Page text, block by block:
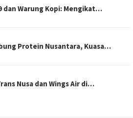
dan Warung Kopi: Mengikat…
Protein Nusantara, Kuasa…
Nusa dan Wings Air di…